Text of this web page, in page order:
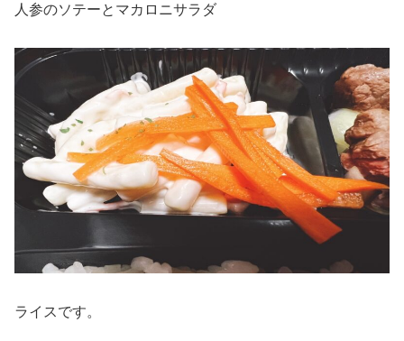
人参のソテーとマカロニサラダ
ライスです。